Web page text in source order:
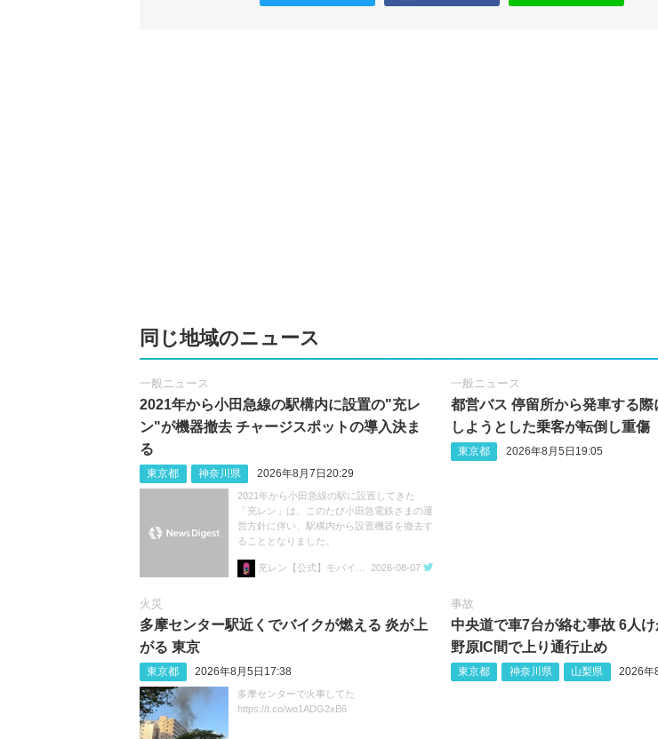
同じ地域のニュース
一般ニュース
2021年から小田急線の駅構内に設置の"充レ
ン"が機器撤去 チャージスポットの導入決ま
る
東京都 神奈川県 2026年8月7日20:29
2021年から小田急線の駅に設置してきた
「充レン」は、このたび小田急電鉄さまの運
営方針に伴い、駅構内から設置機器を撤去す
ることとなりました。
2026-08-07
一般ニュース
都営バス 停留所から発車する際
しようとした乗客が転倒し重傷
東京都 2026年8月5日19:05
火災
多摩センター駅近くでバイクが燃える 炎が上
がる 東京
東京都 2026年8月5日17:38
多摩センターで火事してた
https://t.co/wo1ADG2xB6
事故
中央道で車7台が絡む事故 6人
野原IC間で上り通行止め
東京都 神奈川県 山梨県 2026年